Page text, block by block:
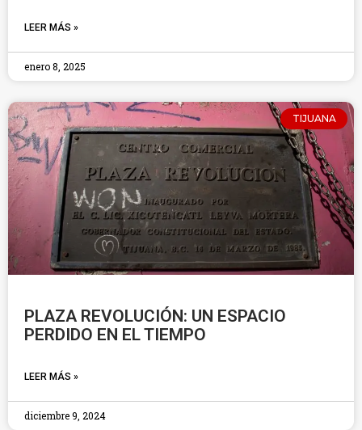
LEER MÁS »
enero 8, 2025
TIJUANA
PLAZA REVOLUCIÓN: UN ESPACIO
PERDIDO EN EL TIEMPO
LEER MÁS »
diciembre 9, 2024